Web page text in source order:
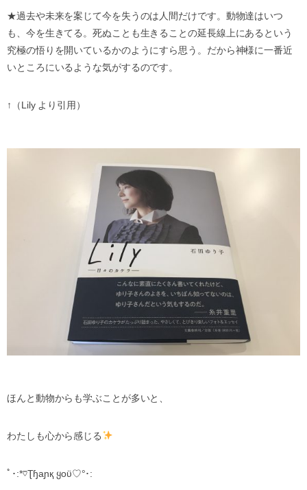
★過去や未来を案じて今を失うのは人間だけです。動物達はいつ
も、今を生きてる。死ぬことも生きることの延長線上にあるという
究極の悟りを開いているかのようにすら思う。だから神様に一番近
いところにいるような気がするのです。
↑（Lily より引用）
ほんと動物からも学ぶことが多いと、
わたしも心から感じる
ﾟ･:*♡Ʈɧaɲқ ყoϋ♡°･: